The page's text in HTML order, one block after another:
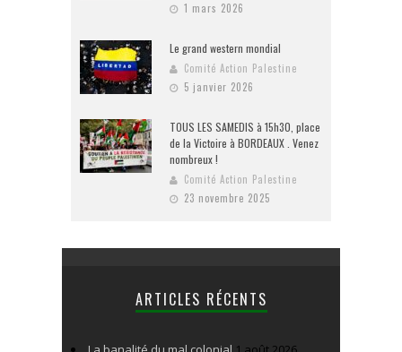
1 mars 2026
Le grand western mondial
Comité Action Palestine
5 janvier 2026
TOUS LES SAMEDIS à 15h30, place
de la Victoire à BORDEAUX . Venez
nombreux !
Comité Action Palestine
23 novembre 2025
ARTICLES RÉCENTS